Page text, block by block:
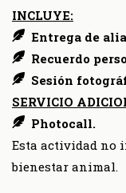
INCLUYE:
Entrega de
Recuerdo
Sesión
SERVICIO
Photocall.
Esta actividad no
bienestar animal.